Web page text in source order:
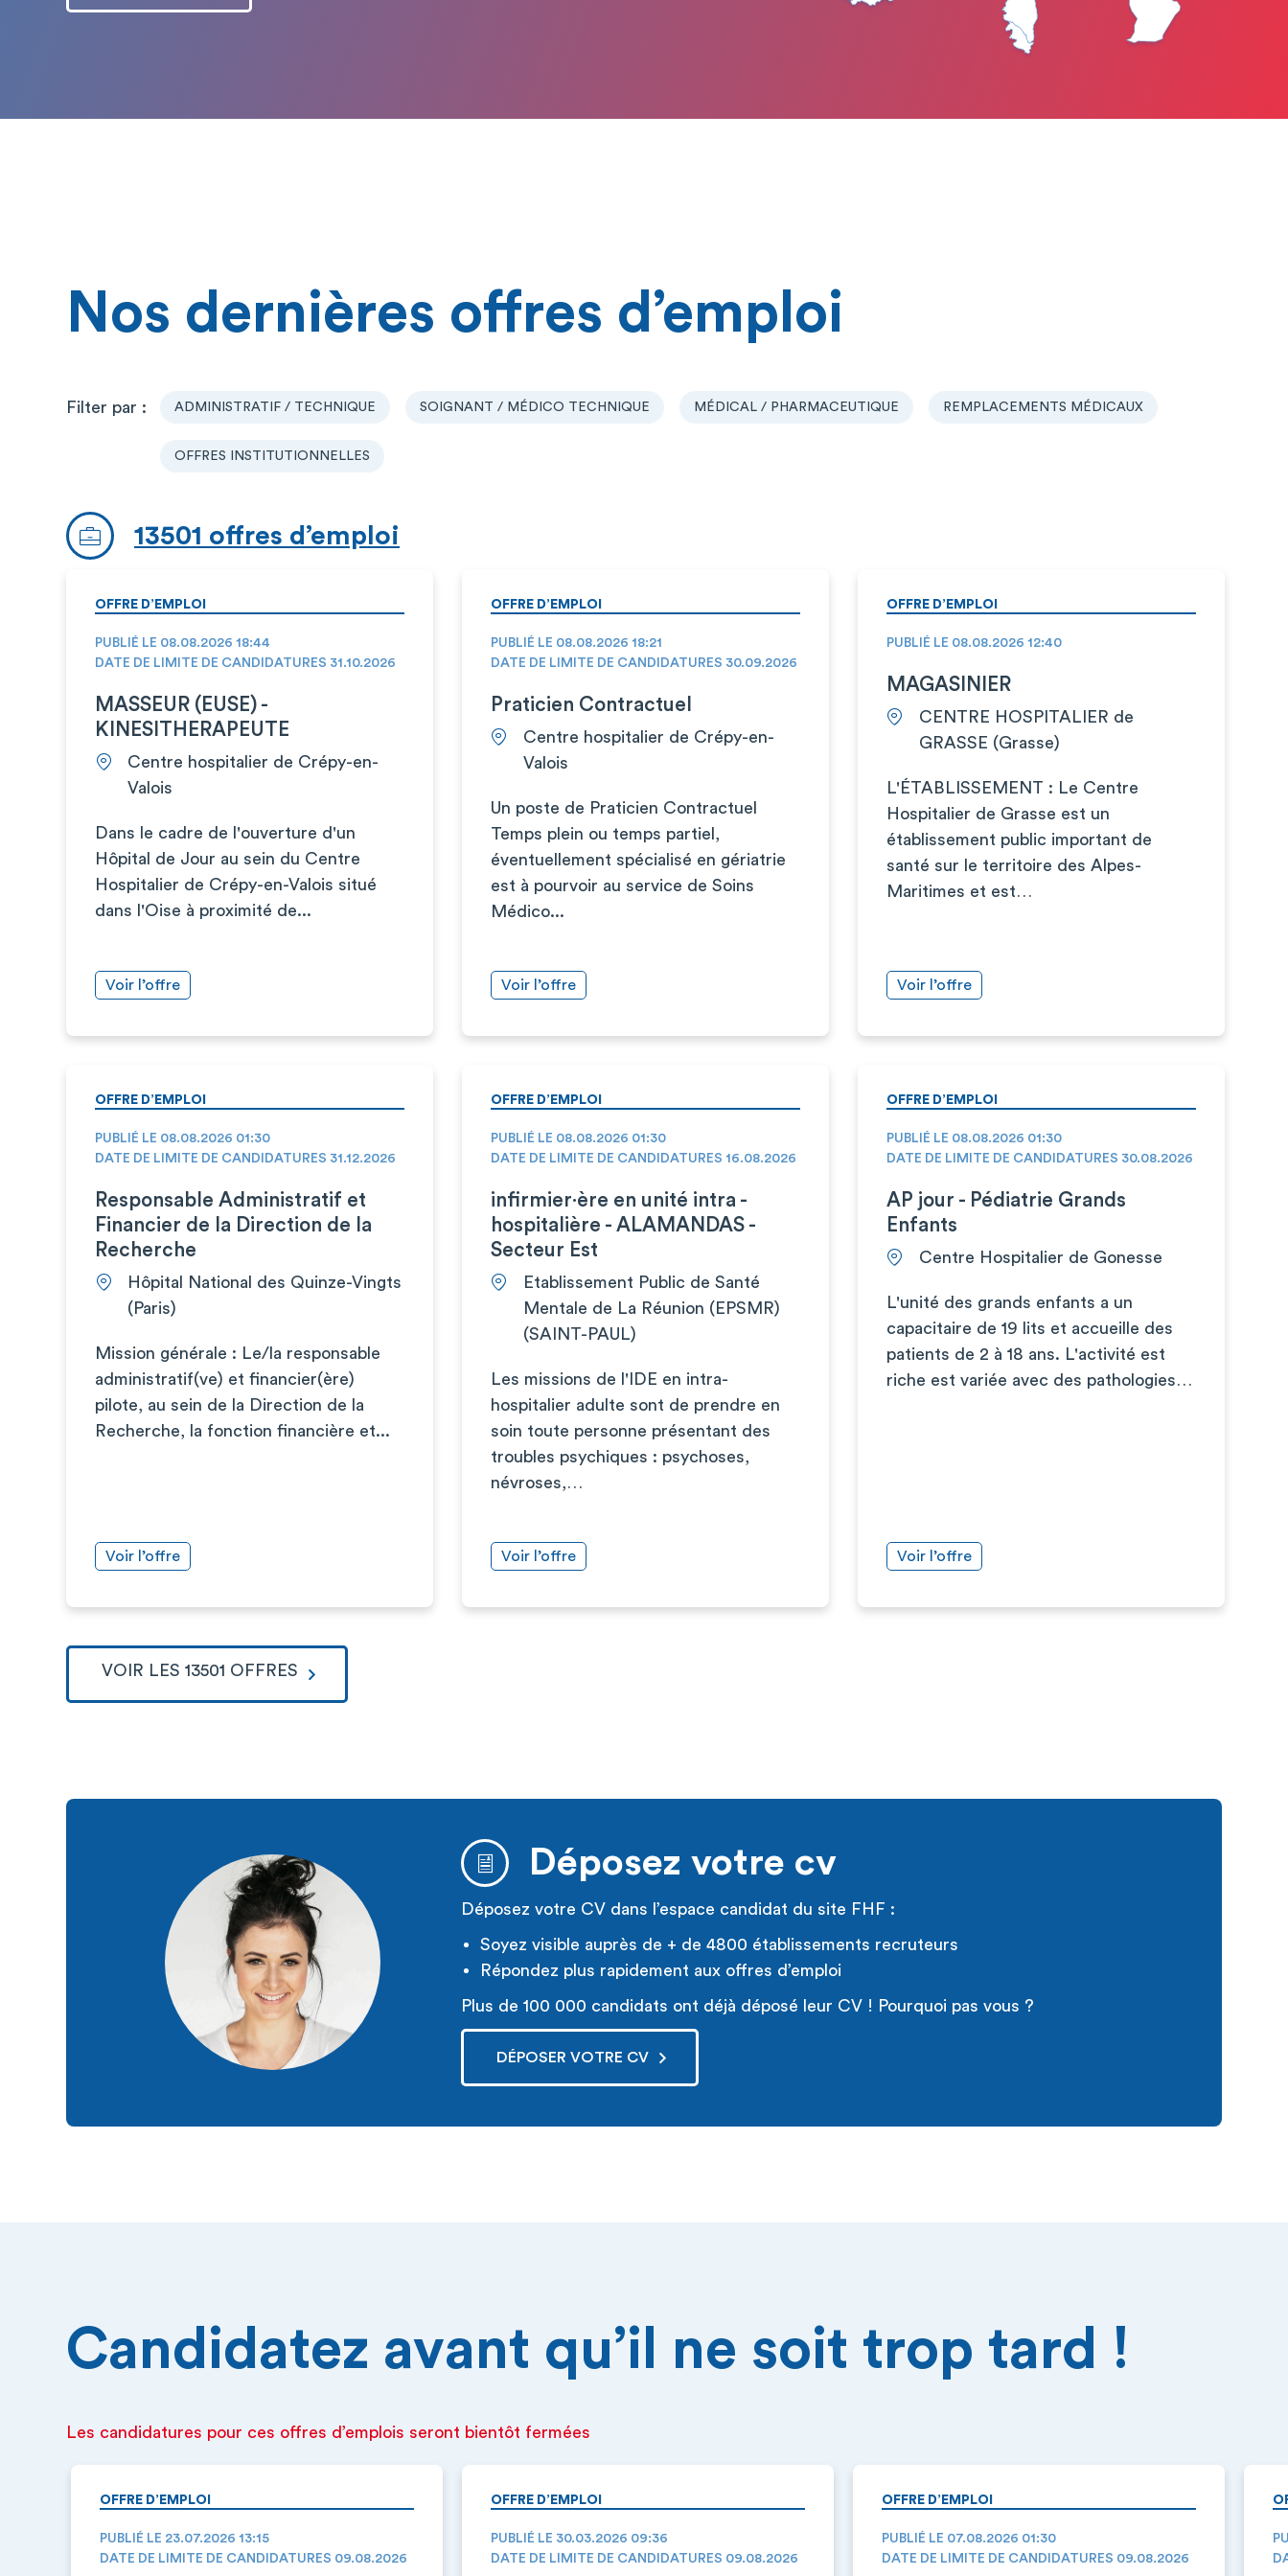
Nos dernières offres d’emploi
ADMINISTRATIF / TECHNIQUE SOIGNANT / MÉDICO TECHNIQUE MÉDICAL / PHARMACEUTIQUE REMPLACEMENTS MÉDICAUX
OFFRES INSTITUTIONNELLES
13501 offres d’emploi
OFFRE D’EMPLOI
PUBLIÉ LE 08.08.2026 18:44
DATE DE LIMITE DE CANDIDATURES 31.10.2026
MASSEUR (EUSE) -
KINESITHERAPEUTE
Centre hospitalier de Crépy-en-
Valois
Dans le cadre de l'ouverture d'un
Hôpital de Jour au sein du Centre
Hospitalier de Crépy-en-Valois situé
dans l'Oise à proximité de...
Voir l’offre
OFFRE D’EMPLOI
PUBLIÉ LE 08.08.2026 18:21
DATE DE LIMITE DE CANDIDATURES 30.09.2026
Praticien Contractuel
Centre hospitalier de Crépy-en-
Valois
Un poste de Praticien Contractuel
Temps plein ou temps partiel,
éventuellement spécialisé en gériatrie
est à pourvoir au service de Soins
Médico...
Voir l’offre
OFFRE D’EMPLOI
PUBLIÉ LE 08.08.2026 12:40
MAGASINIER
CENTRE HOSPITALIER de
GRASSE (Grasse)
L'ÉTABLISSEMENT : Le Centre
Hospitalier de Grasse est un
établissement public important de
santé sur le territoire des Alpes-
Maritimes et est…
Voir l’offre
OFFRE D’EMPLOI
PUBLIÉ LE 08.08.2026 01:30
DATE DE LIMITE DE CANDIDATURES 31.12.2026
Responsable Administratif et
Financier de la Direction de la
Recherche
Hôpital National des Quinze-Vingts
(Paris)
Mission générale : Le/la responsable
administratif(ve) et financier(ère)
pilote, au sein de la Direction de la
Recherche, la fonction financière et...
Voir l’offre
OFFRE D’EMPLOI
PUBLIÉ LE 08.08.2026 01:30
DATE DE LIMITE DE CANDIDATURES 16.08.2026
infirmier·ère en unité intra -
hospitalière - ALAMANDAS -
Secteur Est
Etablissement Public de Santé
Mentale de La Réunion (EPSMR)
(SAINT-PAUL)
Les missions de l'IDE en intra-
hospitalier adulte sont de prendre en
soin toute personne présentant des
troubles psychiques : psychoses,
névroses,…
Voir l’offre
OFFRE D’EMPLOI
PUBLIÉ LE 08.08.2026 01:30
DATE DE LIMITE DE CANDIDATURES 30.08.2026
AP jour - Pédiatrie Grands
Enfants
Centre Hospitalier de Gonesse
L'unité des grands enfants a un
capacitaire de 19 lits et accueille des
patients de 2 à 18 ans. L'activité est
riche est variée avec des pathologies…
Voir l’offre
VOIR LES 13501 OFFRES
Déposez votre cv
Déposez votre CV dans l’espace candidat du site FHF :
Soyez visible auprès de + de 4800 établissements recruteurs
Répondez plus rapidement aux offres d’emploi
Plus de 100 000 candidats ont déjà déposé leur CV ! Pourquoi pas vous ?
DÉPOSER VOTRE CV
Candidatez avant qu’il ne soit trop tard !
Les candidatures pour ces offres d’emplois seront bientôt fermées
OFFRE D’EMPLOI
PUBLIÉ LE 23.07.2026 13:15
DATE DE LIMITE DE CANDIDATURES 09.08.2026
OFFRE D’EMPLOI
PUBLIÉ LE 30.03.2026 09:36
DATE DE LIMITE DE CANDIDATURES 09.08.2026
OFFRE D’EMPLOI
PUBLIÉ LE 07.08.2026 01:30
DATE DE LIMITE DE CANDIDATURES 09.08.2026